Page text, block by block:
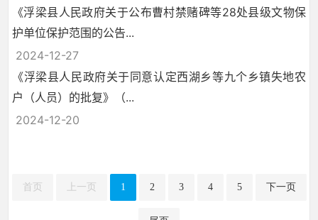
《浮梁县人民政府关于公布曹村禁赌碑等28处县级文物保
护单位保护范围的公告...
2024-12-27
《浮梁县人民政府关于同意认定西湖乡等九个乡镇失地农
户（人员）的批复》（...
2024-12-20
首页 上一页 1 2 3 4 5 下一页